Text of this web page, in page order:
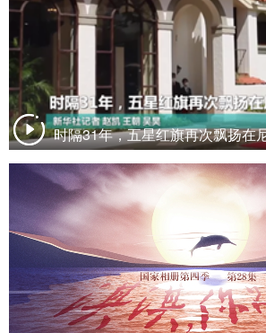
时隔31年，五星红旗再次飘扬在